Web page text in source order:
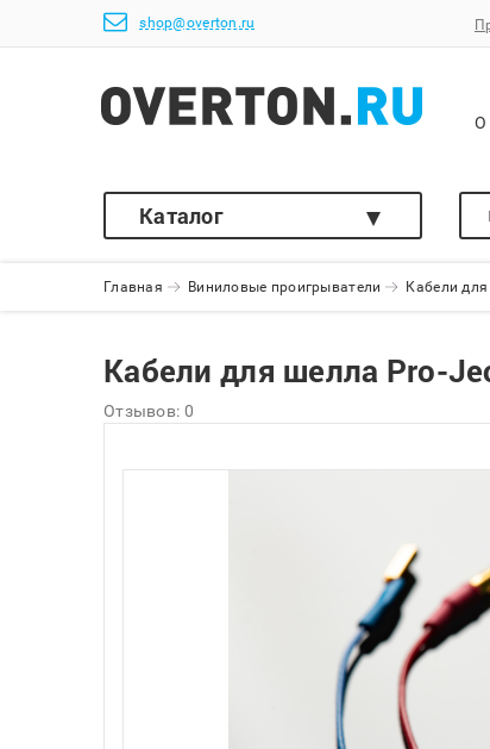
shop@overton.ru
О
Каталог
Главная Виниловые проигрыватели Кабели
Кабели для шелла Pro-
Отзывов: 0